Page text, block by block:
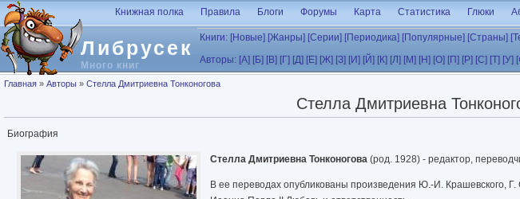
Перейти к основному содержанию
Либрусек
Много книг
Книжная полка Правила Блоги Форумы Карта Статистика Глюки
Книги: [Новые] [Жанры] [Серии] [Периодика] [Популярные] [Страны]
Авторы: [А] [Б] [В] [Г] [Д] [Е] [Ж] [З] [И] [Й] [К] [Л] [М] [Н] [О] [П] [Р] [С] [Т] [У]
Вы здесь
Главная » Авторы » Стелла Дмитриевна Тонконогова
Стелла Дмитриевна
Биография
Стелла Дмитриевна Тонконогова (род. 1928) - редактор,
В ее переводах опубликованы произведения Ю.-И. Крашевского,